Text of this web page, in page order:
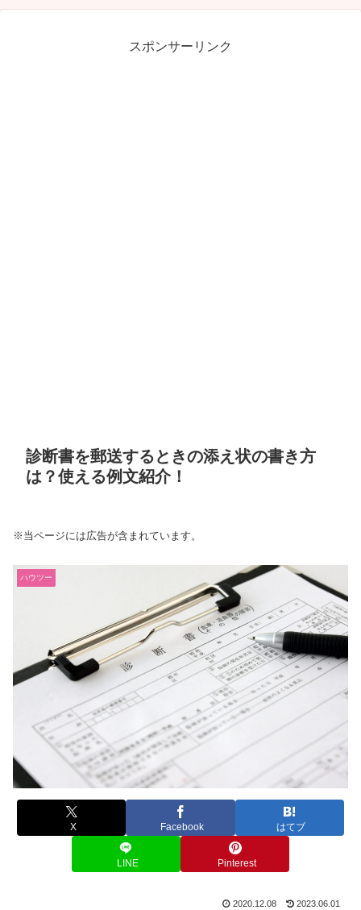
スポンサーリンク
診断書を郵送するときの添え状の書き方
は？使える例文紹介！
※当ページには広告が含まれています。
ハウツー
X Facebook はてブ
LINE Pinterest
2020.12.08 2023.06.01